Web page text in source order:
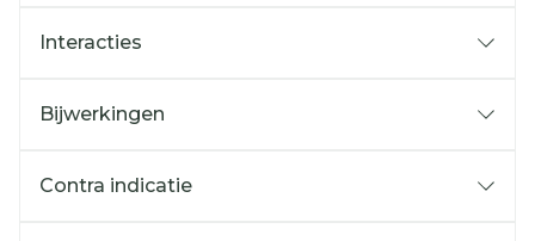
Interacties
Bijwerkingen
Contra indicatie